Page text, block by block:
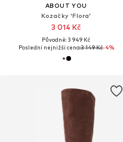
ABOUT YOU
Kozačky 'Flora'
3 014 Kč
Původně: 3 949 Kč
Poslední nejnižší cena:3 149 Kč-4%